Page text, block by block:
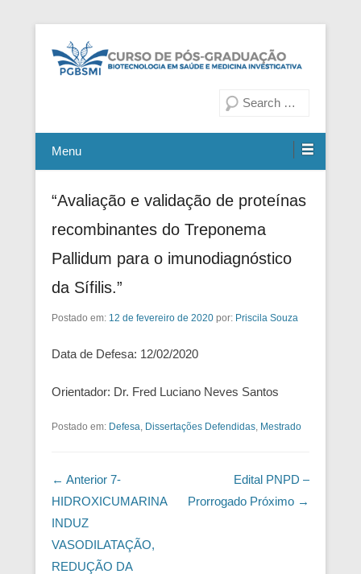
Curso de Pós-Graduação em
Medicina Investigativa
Menu
“Avaliação e validação de proteínas
recombinantes do Treponema
Pallidum para o imunodiagnóstico
da Sífilis.”
Postado em: 12 de fevereiro de 2020 por: Priscila Souza
Data de Defesa: 12/02/2020
Orientador: Dr. Fred Luciano Neves Santos
Postado em: Defesa, Dissertações Defendidas, Mestrado
Navegação das Postagens
← Anterior 7-
HIDROXICUMARINA
INDUZ
VASODILATAÇÃO,
REDUÇÃO DA
Edital PNPD –
Prorrogado Próximo →